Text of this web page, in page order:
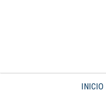
INICIO